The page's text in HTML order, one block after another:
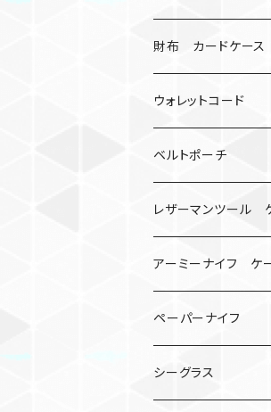
ミイラ
ナット
レザーマン
マルチツール
オニヤンマ
ビーズ
手裏剣
クロス十字架
ハンドストラップ
リングストラップ
ゴルフマーカー
ゴルフボールケース
ティーホルダー
財布 カードケース
コインケース
チューブ
コインケース
紙
カードケース
ウォレットコード
2カラー
ベルトポーチ
レザーマンツール
アーミーナイフ ケ
ペーパーナイフ
シーグラス